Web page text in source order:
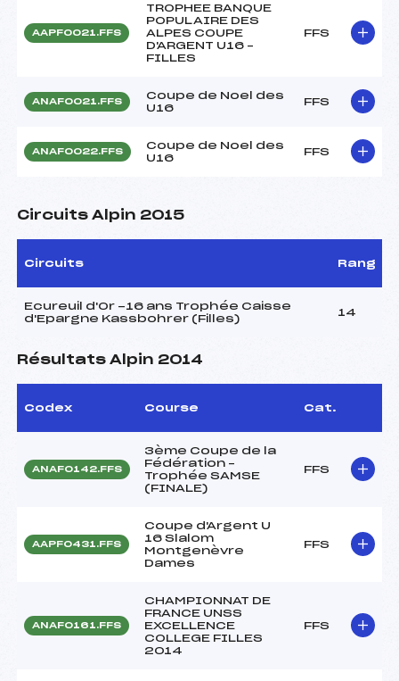
AAPF0021.FFS
TROPHEE BANQUE
POPULAIRE DES
ALPES COUPE
D'ARGENT U16 –
FILLES
FFS
ANAF0021.FFS
Coupe de Noel des
U16
FFS
ANAF0022.FFS
Coupe de Noel des
U16
FFS
Circuits Alpin 2015
Circuits Rang
Ecureuil d'Or -16 ans Trophée Caisse
d'Epargne Kassbohrer (Filles)
14
Résultats Alpin 2014
Codex Course Cat.
ANAF0142.FFS
3ème Coupe de la
Fédération –
Trophée SAMSE
(FINALE)
FFS
AAPF0431.FFS
Coupe d'Argent U
16 Slalom
Montgenèvre
Dames
FFS
ANAF0161.FFS
CHAMPIONNAT DE
FRANCE UNSS
EXCELLENCE
COLLEGE FILLES
2014
FFS